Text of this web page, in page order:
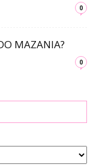
0
MAZANIA?
0